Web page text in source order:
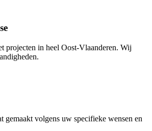
projecten in heel Oost-Vlaanderen. Wij
gemaakt volgens uw specifieke wensen en